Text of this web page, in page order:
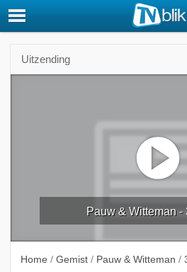
Uitzending
Pauw & Witteman -
Home / Gemist / Pauw & Witteman /